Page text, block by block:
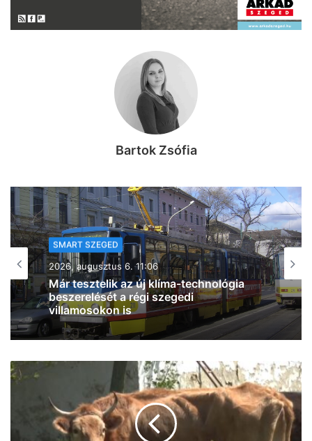
Bartok Zsófia
SMART SZEGED
2026, augusztus 6. 06:44
Bővíti klimatizált betegellátó helyiségeit
az SZTE Klinikai Központja – a
betegellátó helyiségek 77 százaléka már
klimatizált